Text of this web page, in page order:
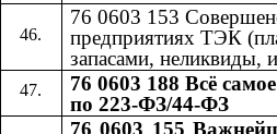
76 0603 153
предприятиях ТЭК
запасами, неликвиды,
76 0603 188 Всё
по 223-ФЗ/44-ФЗ
76 0603 155